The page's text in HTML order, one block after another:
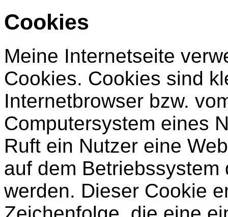
Cookies
Meine Internetseite
Cookies. Cookies sind
Internetbrowser bzw.
Computersystem eines
Ruft ein Nutzer eine
auf dem
werden. Dieser Cookie